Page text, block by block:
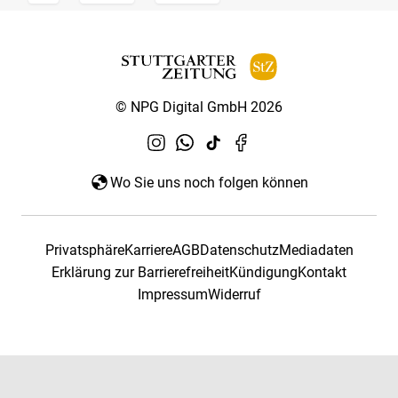
© NPG Digital GmbH 2026
Wo Sie uns noch folgen können
PrivatsphäreKarriereAGBDatenschutzMediadaten
Erklärung zur BarrierefreiheitKündigungKontakt
ImpressumWiderruf